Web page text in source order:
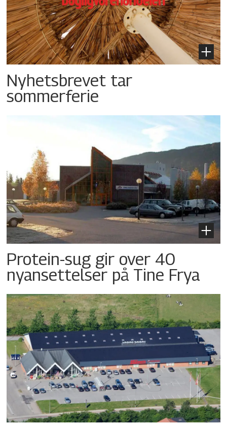
Nyhetsbrevet tar
sommerferie
Protein-sug gir over 40
nyansettelser på Tine Frya